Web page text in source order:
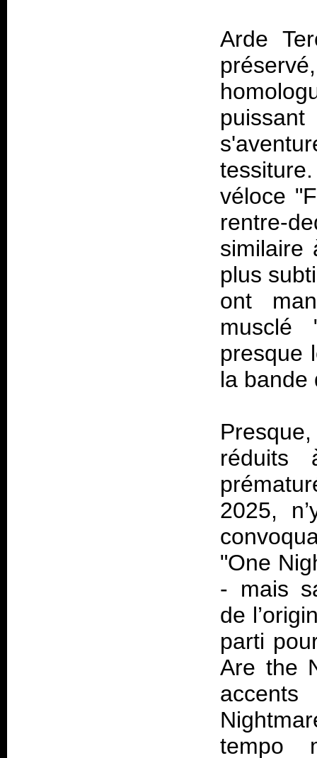
Arde
véloce
rentre-
similaire
plus
ont
musclé
presque
la bande
réduits
2025,
"One
- mais
de
parti
Are the
tempo